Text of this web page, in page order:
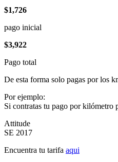
$1,726
pago inicial
$3,922
Pago total
De esta forma solo pagas por los
Por ejemplo:
Si contratas tu pago por kilómetro
Attitude
SE 2017
Encuentra tu tarifa aqui